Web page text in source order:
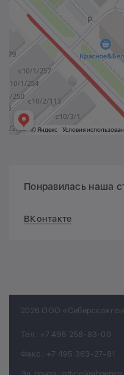
Понравилась наша
ВКонтакте
2026 ООО «Сибирская
Тел.: +7 495 258-83-00
Факс.: +7 495 363-27-81
Эл. почта.: